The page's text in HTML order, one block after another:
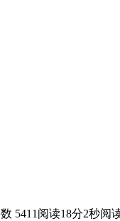
5411 阅读18分2秒阅